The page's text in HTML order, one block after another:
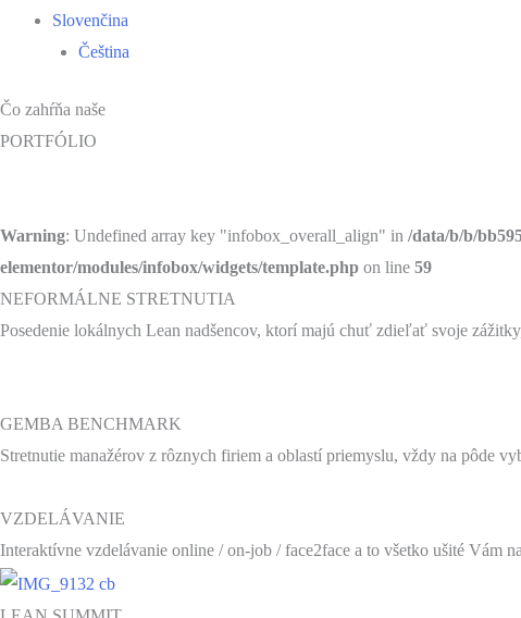
Slovenčina
Čeština
Čo zahŕňa naše
PORTFÓLIO
Warning: Undefined array key "infobox_overall_align" in /data/b/b/
elementor/modules/infobox/widgets/template.php on line 59
NEFORMÁLNE STRETNUTIA
Posedenie lokálnych Lean nadšencov, ktorí majú chuť zdieľať svoje
GEMBA BENCHMARK
Stretnutie manažérov z rôznych firiem a oblastí priemyslu, vždy na pôde
VZDELÁVANIE
Interaktívne vzdelávanie online / on-job / face2face a to všetko ušité Vám